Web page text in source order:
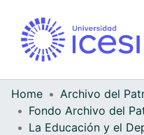
Home